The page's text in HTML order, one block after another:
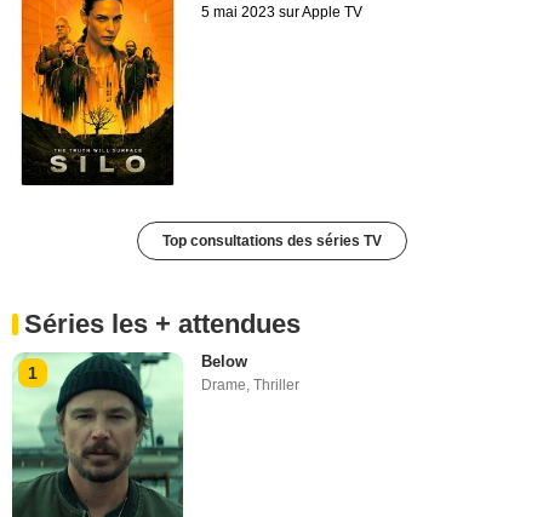
5 mai 2023 sur Apple TV
Top consultations des séries TV
Séries les + attendues
1
Below
Drame,Thriller